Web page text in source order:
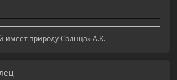
имеет природу Солнца» А.К.